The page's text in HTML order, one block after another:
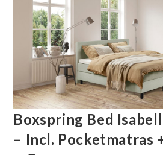
Boxspring Bed
– Incl. Pocketmatras